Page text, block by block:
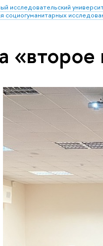
исследовательский
социогуманитарных